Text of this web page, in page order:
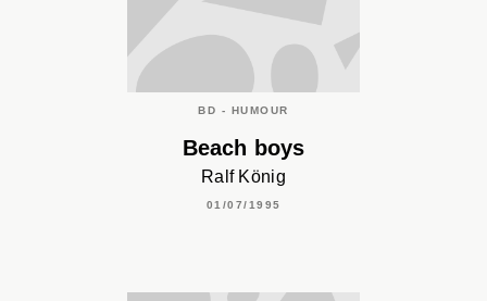
BD - HUMOUR
Beach boys
Ralf König
01/07/1995